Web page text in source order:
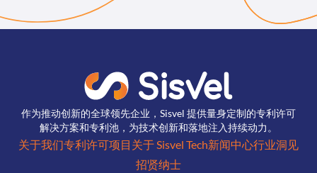
作为推动创新的全球领先企业，Sisvel 提供量身定制的专利许可
解决方案和专利池，为技术创新和落地注入持续动力。
关于我们专利许可项目 关于 Sisvel Tech新闻中心行业洞见
招贤纳士